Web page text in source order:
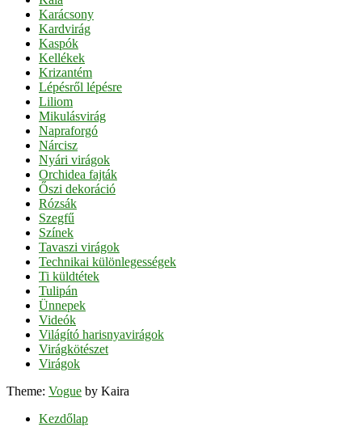
Karácsony
Kardvirág
Kaspók
Kellékek
Krizantém
Lépésről lépésre
Liliom
Mikulásvirág
Napraforgó
Nárcisz
Nyári virágok
Orchidea fajták
Őszi dekoráció
Rózsák
Szegfű
Színek
Tavaszi virágok
Technikai különlegességek
Ti küldtétek
Tulipán
Ünnepek
Videók
Világító harisnyavirágok
Virágkötészet
Virágok
Theme: Vogue by Kaira
Kezdőlap